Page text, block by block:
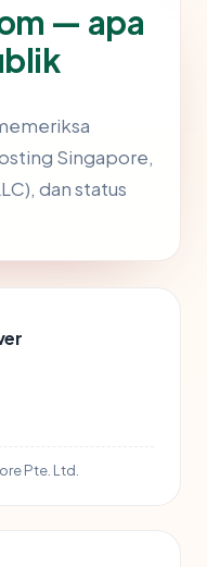
— apa
Singapore,
dan status
Pte. Ltd.